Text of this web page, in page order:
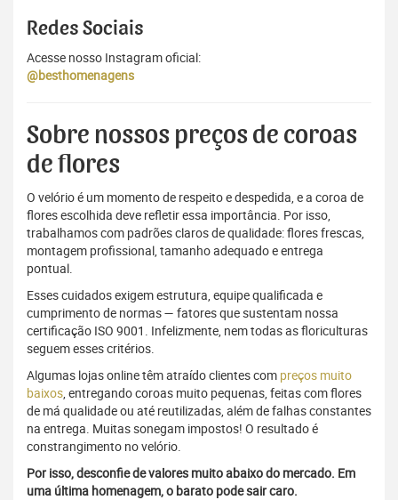
Redes Sociais
Acesse nosso Instagram oficial:
@besthomenagens
Sobre nossos preços de coroas
de flores
O velório é um momento de respeito e despedida, e a coroa de
flores escolhida deve refletir essa importância. Por isso,
trabalhamos com padrões claros de qualidade: flores frescas,
montagem profissional, tamanho adequado e entrega
pontual.
Esses cuidados exigem estrutura, equipe qualificada e
cumprimento de normas — fatores que sustentam nossa
certificação ISO 9001. Infelizmente, nem todas as floriculturas
seguem esses critérios.
Algumas lojas online têm atraído clientes com preços muito
baixos, entregando coroas muito pequenas, feitas com flores
de má qualidade ou até reutilizadas, além de falhas constantes
na entrega. Muitas sonegam impostos! O resultado é
constrangimento no velório.
Por isso, desconfie de valores muito abaixo do mercado. Em
uma última homenagem, o barato pode sair caro.